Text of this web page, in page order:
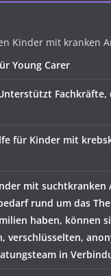
Kinder mit kranken
Young Carer
Fachkräfte,
für Kinder mit
mit suchtkranken
rund um das
haben, können
verschlüsselten,
in